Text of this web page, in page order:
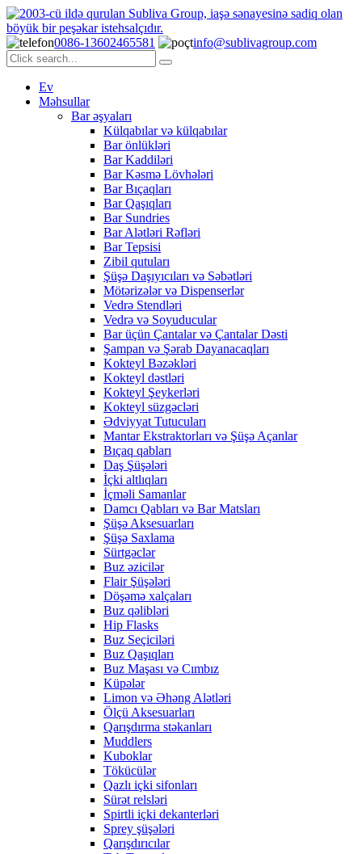
0086-13602465581 info@sublivagroup.com
Ev
Məhsullar
Bar əşyaları
Külqabılar və külqabılar
Bar önlükləri
Bar Kaddiləri
Bar Kəsmə Lövhələri
Bar Bıçaqları
Bar Qaşıqları
Bar Sundries
Bar Alətləri Rəfləri
Bar Tepsisi
Zibil qutuları
Şüşə Daşıyıcıları və Səbətləri
Mötərizələr və Dispenserlər
Vedrə Stendləri
Vedrə və Soyuducular
Bar üçün Çantalar və Çantalar Dəsti
Şampan və Şərab Dayanacaqları
Kokteyl Bəzəkləri
Kokteyl dəstləri
Kokteyl Şeykerləri
Kokteyl süzgəcləri
Ədviyyat Tutucuları
Mantar Ekstraktorları və Şüşə Açanlar
Bıçaq qabları
Daş Şüşələri
İçki altlıqları
İçməli Samanlar
Damcı Qabları və Bar Matsları
Şüşə Aksesuarları
Şüşə Saxlama
Sürtgəclər
Buz əzicilər
Flair Şüşələri
Döşəmə xalçaları
Buz qəlibləri
Hip Flasks
Buz Seçiciləri
Buz Qaşıqları
Buz Maşası və Cımbız
Küpələr
Limon və Əhəng Alətləri
Ölçü Aksesuarları
Qarışdırma stəkanları
Muddlers
Kuboklar
Tökücülər
Qazlı içki sifonları
Sürət relsləri
Spirtli içki dekanterləri
Sprey şüşələri
Qarışdırıcılar